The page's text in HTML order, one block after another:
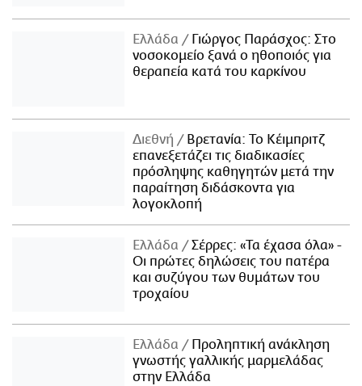
Ελλάδα
Γιώργος Παράσχος: Στο
νοσοκομείο ξανά ο ηθοποιός για
θεραπεία κατά του καρκίνου
Διεθνή
Βρετανία: Το Κέιμπριτζ
επανεξετάζει τις διαδικασίες
πρόσληψης καθηγητών μετά την
παραίτηση διδάσκοντα για
λογοκλοπή
Ελλάδα
Σέρρες: «Τα έχασα όλα» -
Οι πρώτες δηλώσεις του πατέρα
και συζύγου των θυμάτων του
τροχαίου
Ελλάδα
Προληπτική ανάκληση
γνωστής γαλλικής μαρμελάδας
στην Ελλάδα